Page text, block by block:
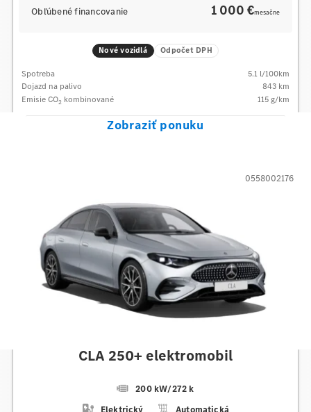
Obľúbené financovanie 1 000 €mesačne
Nové vozidlá Odpočet DPH
Spotreba 5.1 l/100km
Dojazd na palivo
843 km
Emisie CO2 kombinované 115 g/km
Zobraziť ponuku
CLA 250+ elektromobil
200 kW/272 k
Elektrický
Automatická
0558002176